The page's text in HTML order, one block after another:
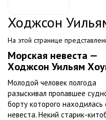
Ходжсон
На этой странице
Морская невеста —
Ходжсон Уильям
Молодой человек полгода
разыскивал пропавшее
борту которого находилась
невеста. Некий старик-